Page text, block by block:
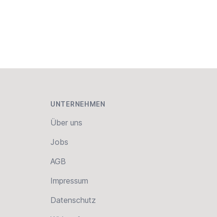
UNTERNEHMEN
Über uns
Jobs
AGB
Impressum
Datenschutz